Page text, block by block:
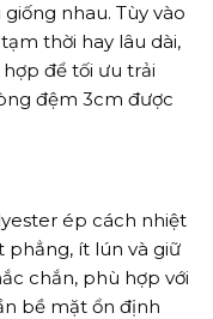
nhau. Tùy vào
thời hay lâu dài,
để tối ưu trải
đệm 3cm được
ép cách nhiệt
phẳng, ít lún và giữ
chắn, phù hợp với
bề mặt ổn định